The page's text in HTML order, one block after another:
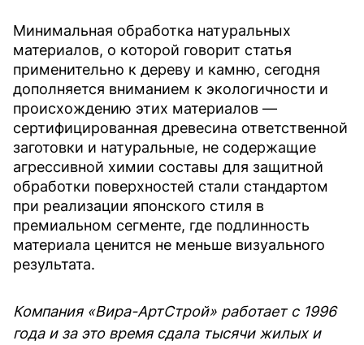
Минимальная обработка натуральных
материалов, о которой говорит статья
применительно к дереву и камню, сегодня
дополняется вниманием к экологичности и
происхождению этих материалов —
сертифицированная древесина ответственной
заготовки и натуральные, не содержащие
агрессивной химии составы для защитной
обработки поверхностей стали стандартом
при реализации японского стиля в
премиальном сегменте, где подлинность
материала ценится не меньше визуального
результата.
Компания «Вира-АртСтрой» работает с 1996
года и за это время сдала тысячи жилых и